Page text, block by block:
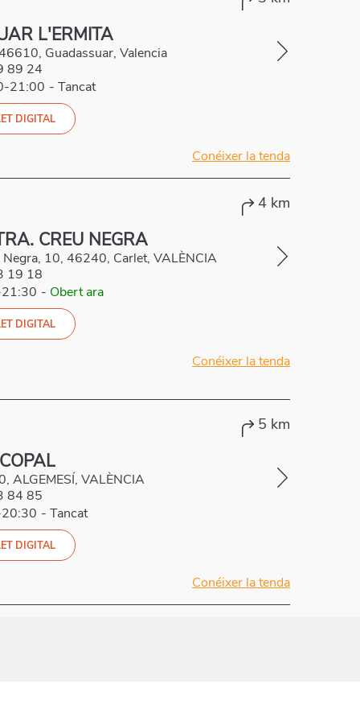
L'ERMITA
Guadassuar, Valencia
89 24
21:00 - Tancat
DIGITAL
Conéixer la tenda
4 km
CREU NEGRA
Negra, 10, 46240, Carlet, VALÈNCIA
19 18
- Obert ara
DIGITAL
Conéixer la tenda
5 km
ALGEMESÍ, VALÈNCIA
84 85
- Tancat
DIGITAL
Conéixer la tenda